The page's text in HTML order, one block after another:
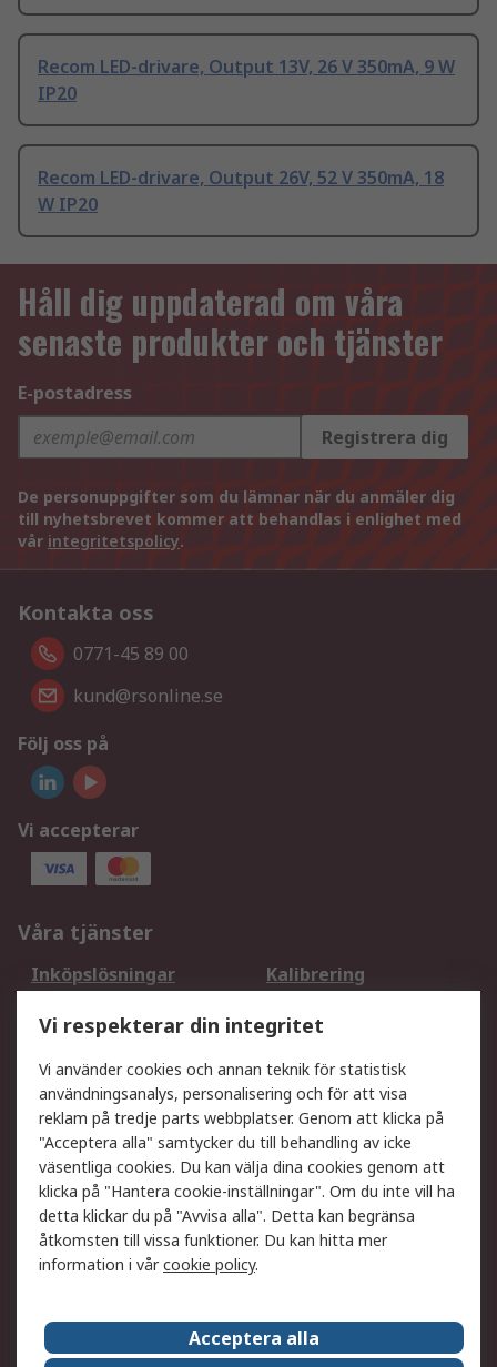
Recom LED-drivare, Output 13V, 26 V 350mA, 9 W
IP20
Recom LED-drivare, Output 26V, 52 V 350mA, 18
W IP20
Håll dig uppdaterad om våra
senaste produkter och tjänster
E-postadress
Registrera dig
De personuppgifter som du lämnar när du anmäler dig
till nyhetsbrevet kommer att behandlas i enlighet med
vår integritetspolicy.
Kontakta oss
0771-45 89 00
kund@rsonline.se
Följ oss på
Vi accepterar
Våra tjänster
Inköpslösningar
Kalibrering
DesignSpark
Teknisk Support
Ditt lokala säljteam
Exportlösningar
Support
Få hjälp
Retur av varor
Leverans
Spåra din order
Begär en fakturakopi
Fördelar med RS-konto
Betalningsalternativ
Om RS Försäljningsvillkor
Vi respekterar din integritet
Vi använder cookies och annan teknik för statistisk
användningsanalys, personalisering och för att visa
reklam på tredje parts webbplatser. Genom att klicka på
"Acceptera alla" samtycker du till behandling av icke
väsentliga cookies. Du kan välja dina cookies genom att
klicka på "Hantera cookie-inställningar". Om du inte vill ha
detta klickar du på "Avvisa alla". Detta kan begränsa
åtkomsten till vissa funktioner. Du kan hitta mer
information i vårcookie policy.
Acceptera alla